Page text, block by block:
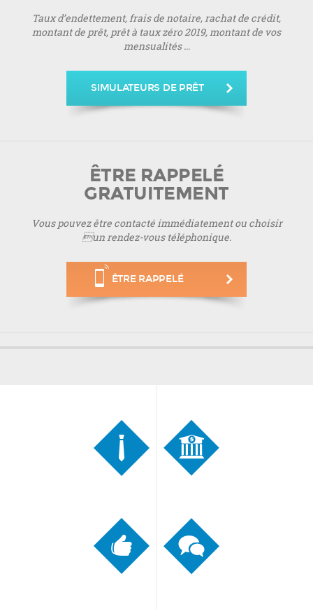
Taux d’endettement, frais de notaire, rachat de crédit,
montant de prêt, prêt à taux zéro 2019, montant de vos
mensualités ...
SIMULATEURS DE PRÊT
ÊTRE RAPPELÉ
GRATUITEMENT
Vous pouvez être contacté immédiatement ou choisir
un rendez-vous téléphonique.
ÊTRE RAPPELÉ